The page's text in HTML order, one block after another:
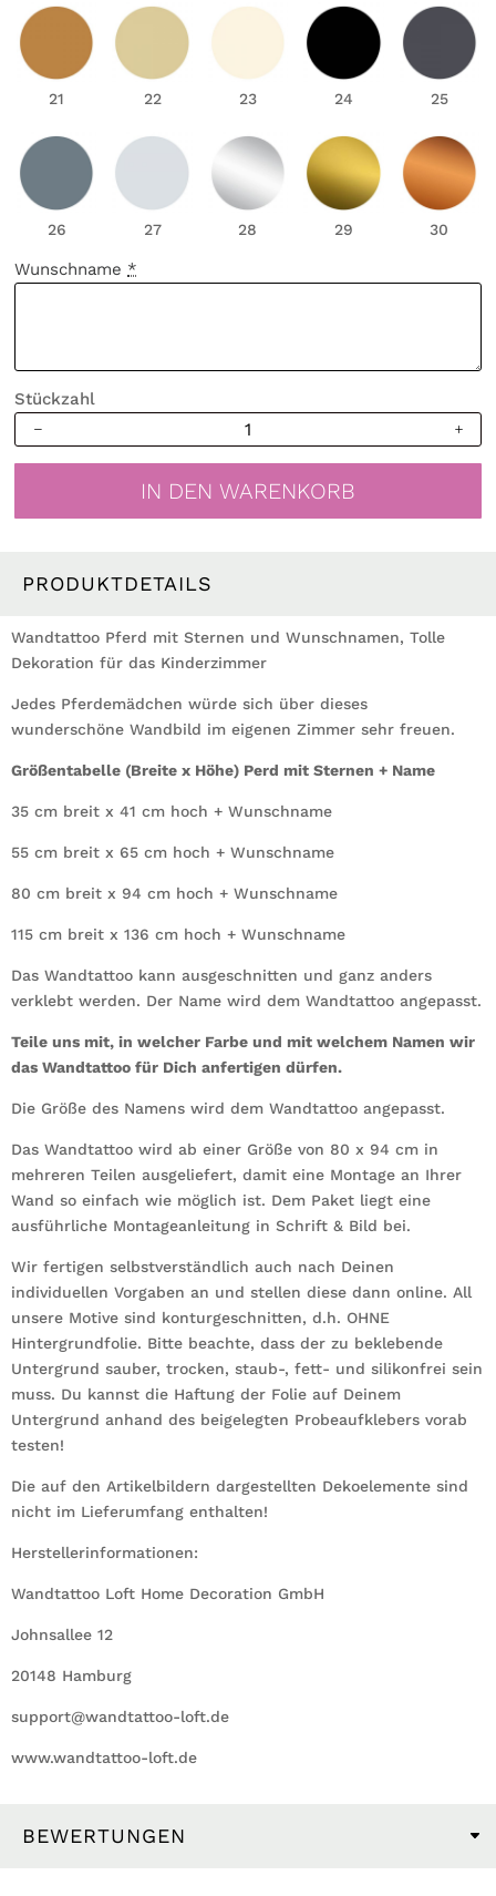
21 22 23 24 25
26 27 28 29 30
Wunschname *
Stückzahl
Pferd
Menge
IN DEN WARENKORB
PRODUKTDETAILS
Wandtattoo Pferd mit Sternen und Wunschnamen, Tolle
Dekoration für das Kinderzimmer
Jedes Pferdemädchen würde sich über dieses
wunderschöne Wandbild im eigenen Zimmer sehr freuen.
Größentabelle (Breite x Höhe) Perd mit Sternen + Name
35 cm breit x 41 cm hoch + Wunschname
55 cm breit x 65 cm hoch + Wunschname
80 cm breit x 94 cm hoch + Wunschname
115 cm breit x 136 cm hoch + Wunschname
Das Wandtattoo kann ausgeschnitten und ganz anders
verklebt werden. Der Name wird dem Wandtattoo angepasst.
Teile uns mit, in welcher Farbe und mit welchem Namen wir
das Wandtattoo für Dich anfertigen dürfen.
Die Größe des Namens wird dem Wandtattoo angepasst.
Das Wandtattoo wird ab einer Größe von 80 x 94 cm in
mehreren Teilen ausgeliefert, damit eine Montage an Ihrer
Wand so einfach wie möglich ist. Dem Paket liegt eine
ausführliche Montageanleitung in Schrift & Bild bei.
Wir fertigen selbstverständlich auch nach Deinen
individuellen Vorgaben an und stellen diese dann online. All
unsere Motive sind konturgeschnitten, d.h. OHNE
Hintergrundfolie. Bitte beachte, dass der zu beklebende
Untergrund sauber, trocken, staub-, fett- und silikonfrei sein
muss. Du kannst die Haftung der Folie auf Deinem
Untergrund anhand des beigelegten Probeaufklebers vorab
testen!
Die auf den Artikelbildern dargestellten Dekoelemente sind
nicht im Lieferumfang enthalten!
Herstellerinformationen:
Wandtattoo Loft Home Decoration GmbH
Johnsallee 12
20148 Hamburg
support@wandtattoo-loft.de
www.wandtattoo-loft.de
BEWERTUNGEN